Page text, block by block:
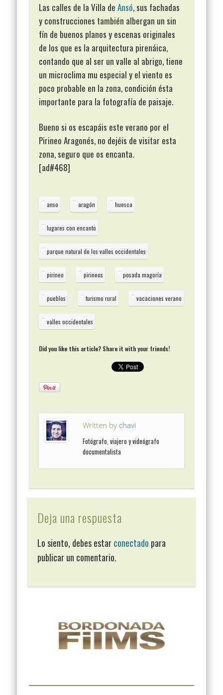
Las calles de la Villa deAnsó, sus fachadas
y construcciones también albergan un sin
fín de buenos planos y escenas originales
de los que es la arquitectura pirenáica,
contando que al ser un valle al abrigo, tiene
un microclima mu especial y el viento es
poco probable en la zona, condición ésta
importante para la fotografía de paisaje.
Bueno si os escapáis este verano por el
Pirineo Aragonés, no dejéis de visitar esta
zona, seguro que os encanta.
[ad#468]
anso aragón huesca
lugares con encanto
parque natural de los valles occidentales
pirineo pirineos posada magoría
pueblos turismo rural vacaciones verano
valles occidentales
Did you like this article? Share it with your friends!
Written by chavi
Fotógrafo, viajero y videógrafo
documentalista
Deja una respuesta
Lo siento, debes estarconectado para
publicar un comentario.